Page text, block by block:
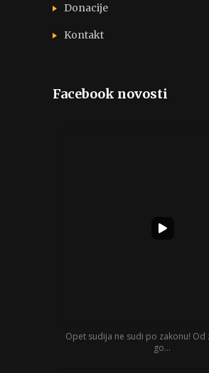
Donacije
Kontakt
Facebook novosti
Opet sudija ne sudi po zakonu! Od
go...